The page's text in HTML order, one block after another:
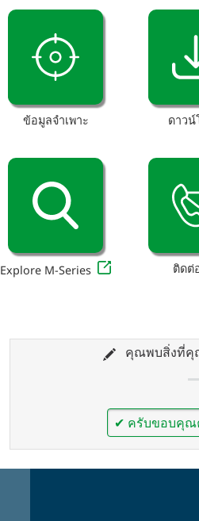
ข้อมูลจำเพาะ ดาว
Explore M-Series ติดต่
คุณพบสิ่งที่คุ
✔ ครับขอบคุณ